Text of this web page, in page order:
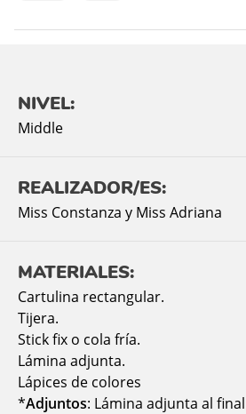
NIVEL:
Middle
REALIZADOR/ES:
Miss Constanza y Miss Adriana
MATERIALES:
Cartulina rectangular.
Tijera.
Stick fix o cola fría.
Lámina adjunta.
Lápices de colores
*Adjuntos: Lámina adjunta al